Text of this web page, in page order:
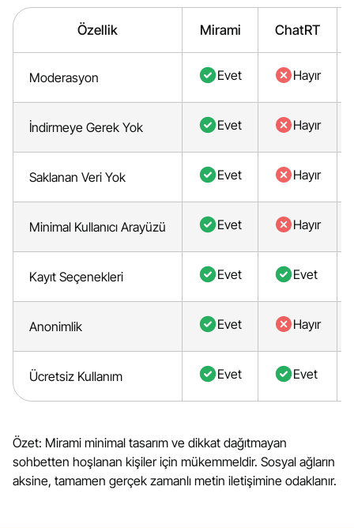
Özellik Mirami ChatRT
Moderasyon Evet Hayır
İndirmeye Gerek Yok Evet Hayır
Saklanan Veri Yok Evet Hayır
Minimal Kullanıcı Arayüzü Evet Hayır
Kayıt Seçenekleri Evet Evet
Anonimlik Evet Hayır
Ücretsiz Kullanım Evet Evet
Özet: Mirami minimal tasarım ve dikkat dağıtmayan
sohbetten hoşlanan kişiler için mükemmeldir. Sosyal ağların
aksine, tamamen gerçek zamanlı metin iletişimine odaklanır.